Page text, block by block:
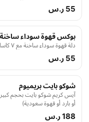
55 ر.س
بوكس قهوة سوداء ساخنة
دلة قهوة سوداء ساخنة مع ٧ كاسات، حجم الكاسة ٧ أونصة
55 ر.س
شوكو بايت بريميوم
آيس كريم شوكو بايت بحجم كبير
أو بارد أو قهوة سعودية)
188 ر.س